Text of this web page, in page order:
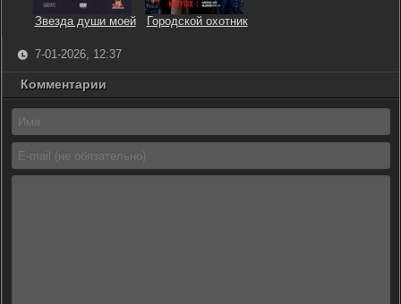
Звезда души моей Городской охотник
7-01-2026, 12:37
Комментарии